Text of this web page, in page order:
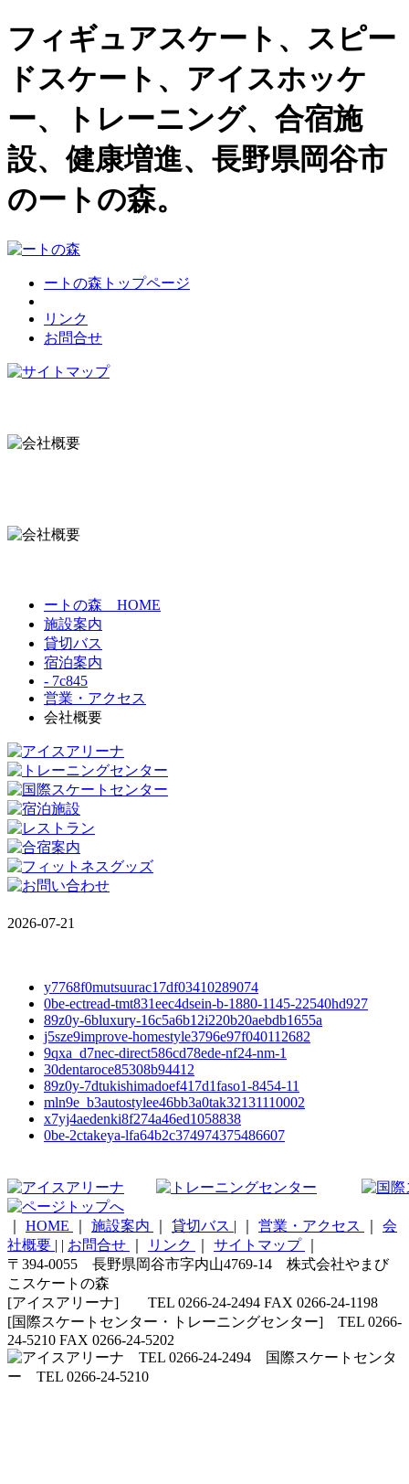
フィギュアスケート、スピー
ドスケート、アイスホッケ
ー、トレーニング、合宿施
設、健康増進、長野県岡谷市
のートの森。
ートの森トップページ
リンク
お問合せ
ートの森 HOME
施設案内
貸切バス
宿泊案内
- 7c845
営業・アクセス
会社概要
2026-07-21
y7768f0mutsuurac17df03410289074
0be-ectread-tmt831eec4dsein-b-1880-1145-22540hd927
89z0y-6bluxury-16c5a6b12i220b20aebdb1655a
j5sze9improve-homestyle3796e97f040112682
9qxa_d7nec-direct586cd78ede-nf24-nm-1
30dentaroce85308b94412
89z0y-7dtukishimadoef417d1faso1-8454-11
mln9e_b3autostylee46bb3a0tak32131110002
x7yj4aedenki8f274a46ed1058838
0be-2ctakeya-lfa64b2c374974375486607
HOME 施設案内 貸切バス | 営業・アクセス
会
社概要 | | お問合せ リンク サイトマップ
〒394-0055 長野県岡谷市字内山4769-14 株式会社やまび
こスケートの森
[アイスアリーナ] TEL 0266-24-2494 FAX 0266-24-1198
[国際スケートセンター・トレーニングセンター] TEL 0266-
24-5210 FAX 0266-24-5202